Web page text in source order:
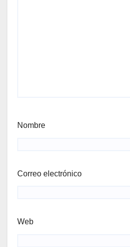
Nombre
Correo electrónico
Web